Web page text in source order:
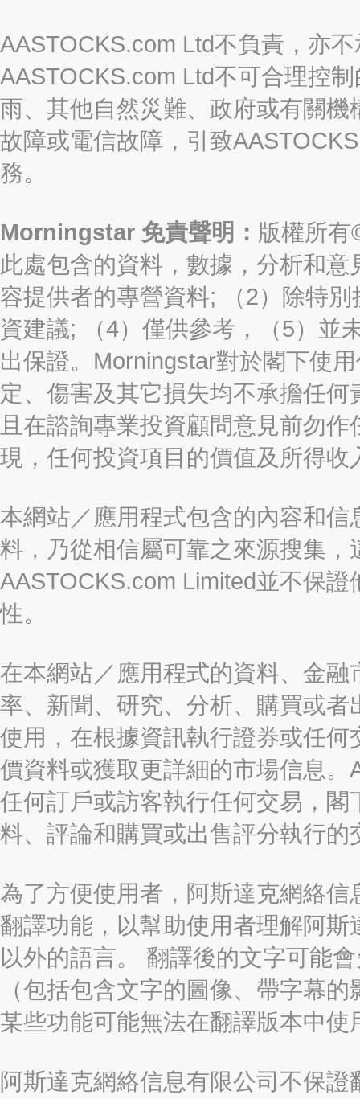
AASTOCKS.com Ltd不負責，亦
AASTOCKS.com Ltd不可合理控
雨、其他自然災難、政府或有關
故障或電信故障，引致
務。
Morningstar 免責聲明： 版權所有
此處包含的資料，數據，分析和意
容提供者的專營資料; （2）除特
資建議; （4）僅供參考，（5）並
出保證。Morningstar對於閣下使
定、傷害及其它損失均不承擔任
且在諮詢專業投資顧問意見前勿
現，任何投資項目的價值及所得收
本網站／應用程式包含的內容和
料，乃從相信屬可靠之來源搜集
AASTOCKS.com Limited並不保
性。
在本網站／應用程式的資料、金
率、新聞、研究、分析、購買或
使用，在根據資訊執行證券或任
價資料或獲取更詳細的市場信息
任何訂戶或訪客執行任何交易，
料、評論和購買或出售評分執行的
為了方便使用者，阿斯達克網絡
翻譯功能，以幫助使用者理解阿
以外的語言。 翻譯後的文字可能
（包括包含文字的圖像、帶字幕
某些功能可能無法在翻譯版本中使
阿斯達克網絡信息有限公司不保